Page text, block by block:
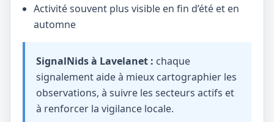
Activité souvent plus visible en fin d’été et en
automne
SignalNids à Lavelanet : chaque
signalement aide à mieux cartographier les
observations, à suivre les secteurs actifs et
à renforcer la vigilance locale.